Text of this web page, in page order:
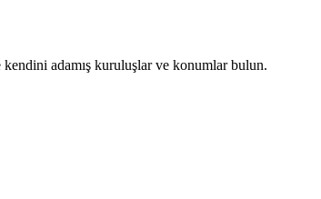
adamış kuruluşlar ve konumlar bulun.